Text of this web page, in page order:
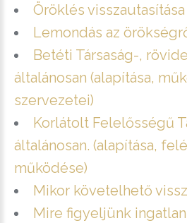
Öröklés visszautasítása
Lemondás az
Betéti Társaság-,
általánosan (alapítása,
szervezetei)
Korlátolt Felelősségű
általánosan. (alapítása,
működése)
Mikor követelhető
Mire figyeljünk ingatlan